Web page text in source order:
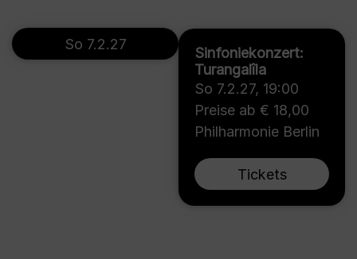
Sinfoniekonzert:
Turangalîla
So 7.2.27, 19:00
Preise ab € 18,00
Philharmonie Berlin
Tickets
So 7.2.27